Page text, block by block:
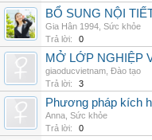
BỔ SUNG NỘI
Gia Hân 1994 Sức khỏe
Trả lời:
0
MỞ LỚP NGHIỆP
giaoducvietnam Đào tạo
Trả lời:
3
Phương pháp kích
Anna Sức khỏe
Trả lời:
0